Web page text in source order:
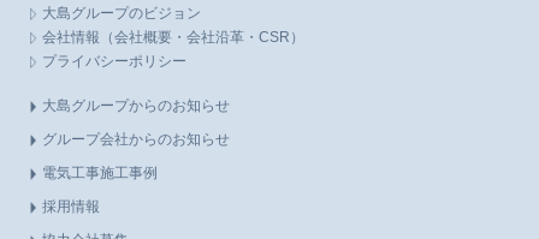
大島グループのビジョン
会社情報（会社概要・会社沿革・CSR）
プライバシーポリシー
大島グループからのお知らせ
グループ会社からのお知らせ
電気工事施工事例
採用情報